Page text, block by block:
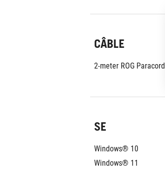
CÂBLE
2-meter ROG Paracord
SE
Windows® 10
Windows® 11